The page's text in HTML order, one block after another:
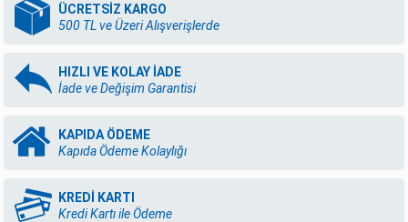
ÜCRETSİZ KARGO
500 TL ve Üzeri Alışverişlerde
HIZLI VE KOLAY İADE
İade ve Değişim Garantisi
KAPIDA ÖDEME
Kapıda Ödeme Kolaylığı
KREDİ KARTI
Kredi Kartı ile Ödeme